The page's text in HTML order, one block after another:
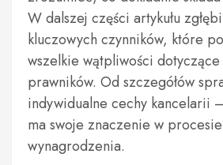
W dalszej części artykułu
kluczowych czynników, które
wszelkie wątpliwości dotyczące
prawników. Od szczegółów
indywidualne cechy kancelarii
ma swoje znaczenie w
wynagrodzenia.